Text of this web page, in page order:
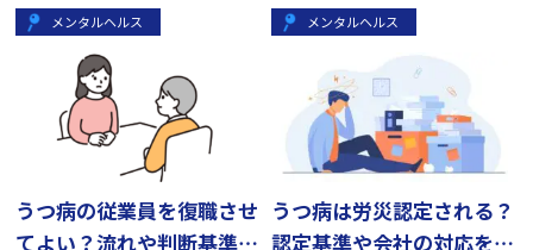
メンタルヘルス メンタルヘルス
うつ病の従業員を復職させ
てよい？流れや判断基準・
うつ病は労災認定される？
認定基準や会社の対応を弁